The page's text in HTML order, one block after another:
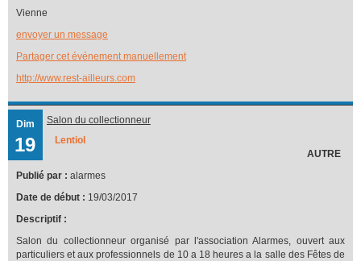
Vienne
envoyer un message
Partager cet événement manuellement
http://www.rest-ailleurs.com
Dim
19
Salon du collectionneur
Lentiol
AUTRE
Publié par : alarmes
Date de début : 19/03/2017
Descriptif :
Salon du collectionneur organisé par l'association Alarmes, ouvert aux
particuliers et aux professionnels de 10 a 18 heures a la salle des Fêtes de